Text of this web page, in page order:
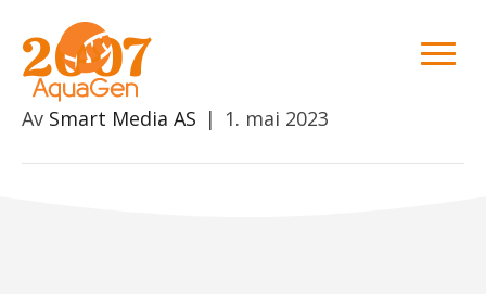
2007
Av Smart Media AS | 1. mai 2023